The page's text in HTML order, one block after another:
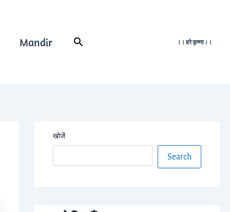
Mandir Search ।। हरे कृष्णा।।
खोजें
Search